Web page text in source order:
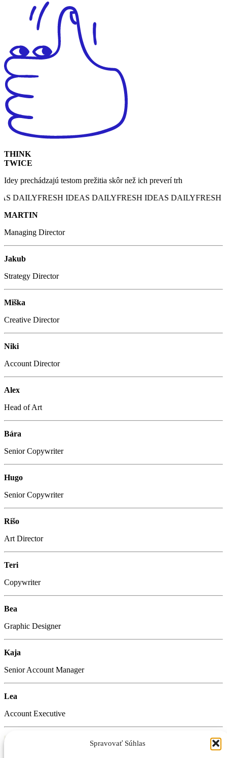
Spravovať Súhlas
THINK
TWICE​
Idey prechádzajú testom prežitia skôr než ich preverí trh​
DAILYFRESH IDEAS DAILYFRESH IDEAS DAILYFRESH
MARTIN
Managing Director
Jakub
Strategy Director
Miška
Creative Director
Niki
Account Director
Alex
Head of Art
Bára
Senior Copywriter
Hugo
Senior Copywriter
Rišo
Art Director
Teri
Copywriter
Bea
Graphic Designer
Kaja
Senior Account Manager
Lea
Account Executive
Join